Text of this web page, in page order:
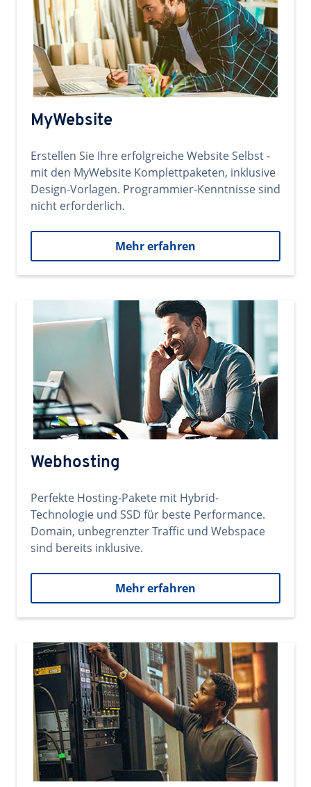
MyWebsite
Erstellen Sie Ihre erfolgreiche Website Selbst -
mit den MyWebsite Komplettpaketen, inklusive
Design-Vorlagen. Programmier-Kenntnisse sind
nicht erforderlich.
Mehr erfahren
Webhosting
Perfekte Hosting-Pakete mit Hybrid-
Technologie und SSD für beste Performance.
Domain, unbegrenzter Traffic und Webspace
sind bereits inklusive.
Mehr erfahren